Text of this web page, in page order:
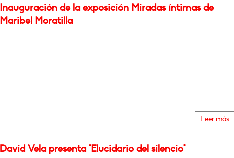
Inauguración de la exposición Miradas íntimas de
Maribel Moratilla
Leer más...
David Vela presenta "Elucidario del silencio"